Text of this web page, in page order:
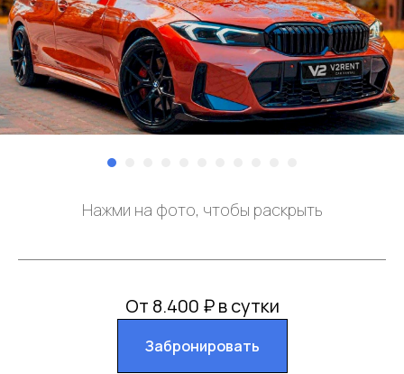
Нажми на фото, чтобы раскрыть
От 8.400 ₽ в сутки
Забронировать